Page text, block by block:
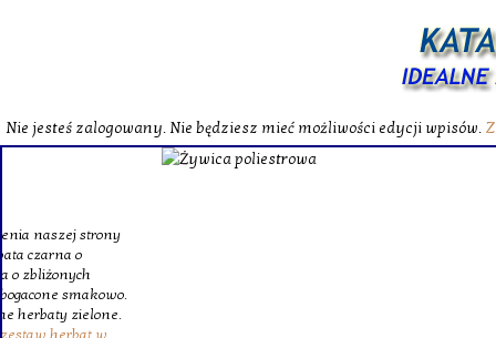
Nie jesteś zalogowany. Nie będziesz mieć możliwości edycji wpisów.